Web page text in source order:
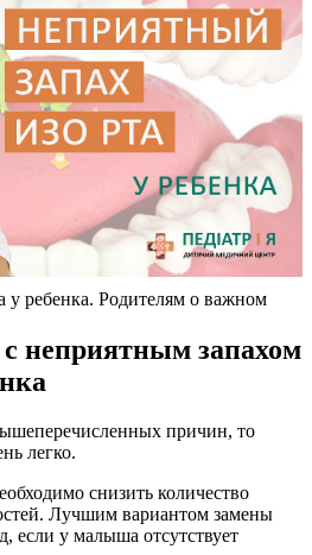
у ребенка. Родителям о важном
неприятным запахом
причин, то
легко.
снизить количество
Лучшим вариантом замены
если у малыша отсутствует